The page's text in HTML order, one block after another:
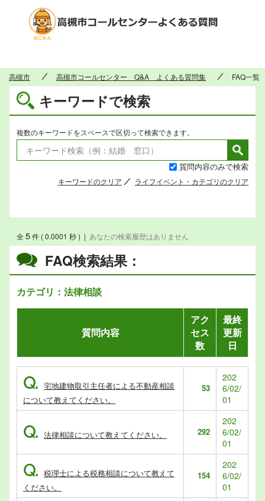
高槻市 高槻市コールセンター Q&A よくある質問集 FAQ一覧
キーワードで検索
複数のキーワードをスペースで区切って検索できます。
質問内容のみで検索
キーワードのクリア ライフイベント・カテゴリのクリア
FAQ検索結果：
カテゴリ：法律相談
全5件 ( 0.0001 秒 ) | あなたの検索履歴はありません
質問内容
アク
セス
数
最終
更新
日
Q. 宅地建物取引主任者による不動産相談
について教えてください。
53
202
6/02/
01
Q. 法律相談について教えてください。 292
202
6/02/
01
Q. 税理士による税務相談について教えて
ください。
154
202
6/02/
01